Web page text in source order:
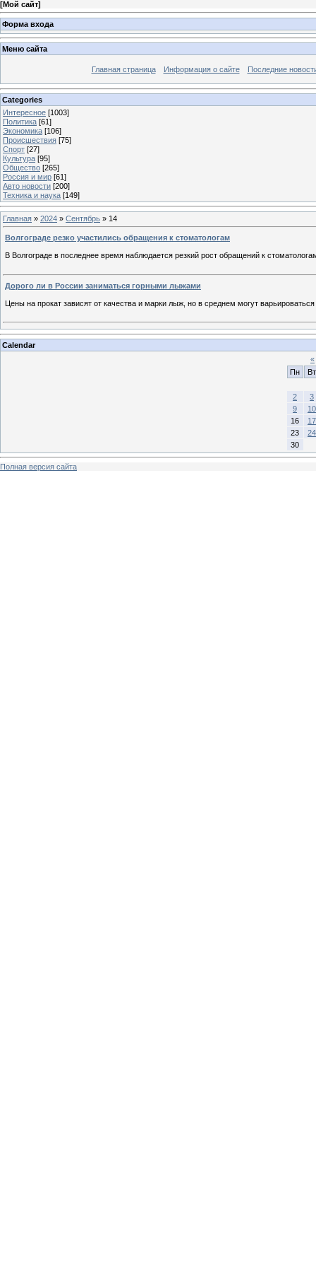
[Мой сайт]
Форма входа
Меню сайта
Главная страница Информация о сайте Последние
Categories
Интересное [1003]
Политика [61]
Экономика [106]
Происшествия [75]
Спорт [27]
Культура [95]
Общество [265]
Россия и мир [61]
Авто новости [200]
Техника и наука [149]
Главная » 2024 » Сентябрь » 14
Волгограде резко участились обращения к стоматологам
В Волгограде в последнее время наблюдается резкий рост обращений к
Дорого ли в России заниматься горными лыжами
Цены на прокат зависят от качества и марки лыж, но в среднем могут
Calendar
«
Пн
Вт
2
3
9
10
16
17
23
24
30
Полная версия сайта